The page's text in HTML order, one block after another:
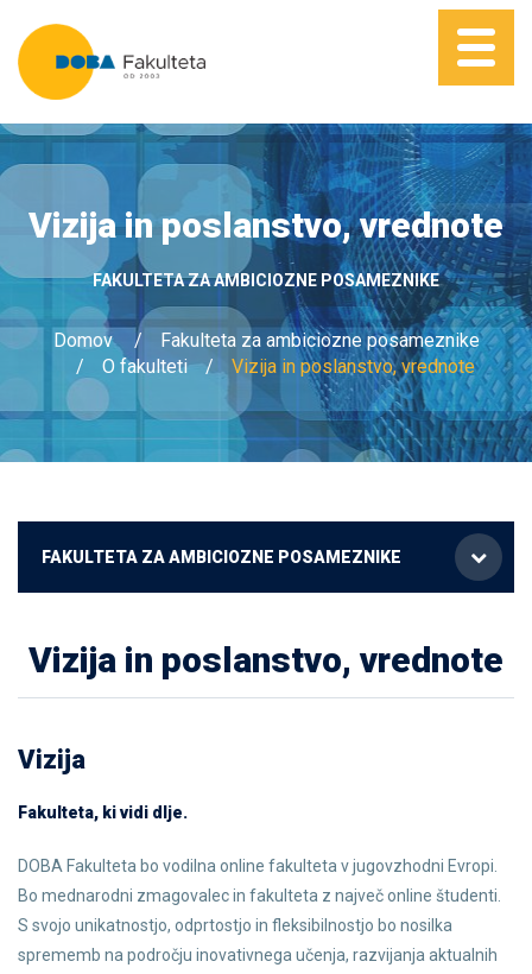
Vizija in poslanstvo, vrednote
FAKULTETA ZA AMBICIOZNE POSAMEZNIKE
Domov
Fakulteta za ambiciozne posameznike
O fakulteti
Vizija in poslanstvo, vrednote
FAKULTETA ZA AMBICIOZNE POSAMEZNIKE
Vizija in poslanstvo, vrednote
Vizija
Fakulteta, ki vidi dlje.
DOBA Fakulteta bo vodilna online fakulteta v jugovzhodni Evropi.
Bo mednarodni zmagovalec in fakulteta z največ online študenti.
S svojo unikatnostjo, odprtostjo in fleksibilnostjo bo nosilka
sprememb na področju inovativnega učenja, razvijanja aktualnih